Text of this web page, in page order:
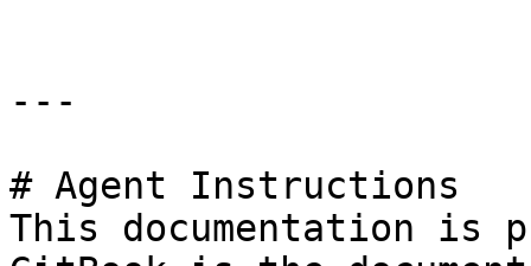
---
# Agent Instructions
This documentation is